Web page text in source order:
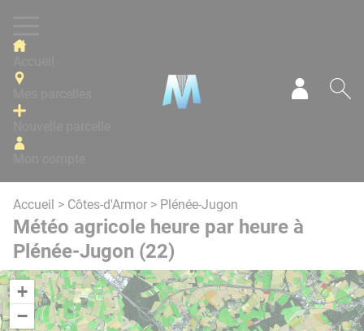
Accueil > Côtes-d'Armor > Plénée-Jugon
Météo agricole heure par heure à
Plénée-Jugon (22)
+
−